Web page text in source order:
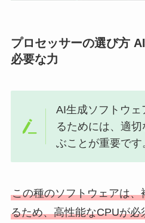
プロセッサーの選び方
必要な力
AI生成ソフトウ
るためには、適
ぶことが重要です
この種のソフトウェアは
るため、高性能なCPUが必